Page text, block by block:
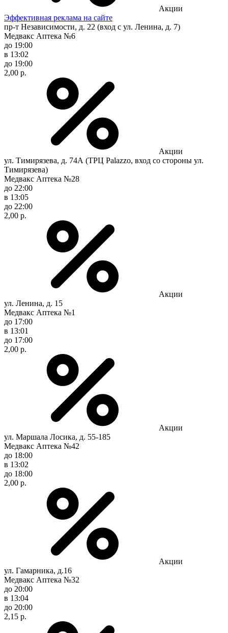
Акции
Эффективная реклама на сайте
пр-т Независимости, д. 22 (вход с ул. Ленина, д. 7)
Медвакс Аптека №6
до 19:00
в 13:02
до 19:00
2,00 р.
Акции
ул. Тимирязева, д. 74А (ТРЦ Palazzo, вход со стороны ул.
Тимирязева)
Медвакс Аптека №28
до 22:00
в 13:05
до 22:00
2,00 р.
Акции
ул. Ленина, д. 15
Медвакс Аптека №1
до 17:00
в 13:01
до 17:00
2,00 р.
Акции
ул. Маршала Лосика, д. 55-185
Медвакс Аптека №42
до 18:00
в 13:02
до 18:00
2,00 р.
Акции
ул. Гамарника, д.16
Медвакс Аптека №32
до 20:00
в 13:04
до 20:00
2,15 р.